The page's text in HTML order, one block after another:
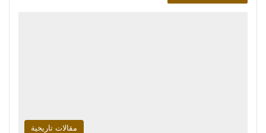
مقالات تاريخية